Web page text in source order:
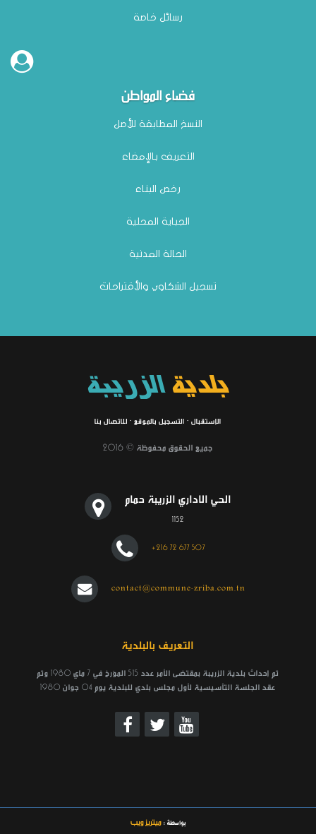
رسائل خاصة
فضاء المواطن
النسخ المطابقة للأصل
التعريف بالإمضاء
رخص البناء
الجباية المحلية
الحالة المدنية
تسجيل الشكاوي والأقتراحات
بلديةالزريبة
للاتصال بنا · التسجيل بالموقع · الإستقبال
جميع الحقوق محفوظة © 2016
الحي الاداري الزريبة حمام
1152
+216 72 677 507
contact@commune-zriba.com.tn
التعريف بالبلدية
تم إحداث بلدية الزريبة بمقتضى الأمر عدد 515 المؤرخ في 7 ماي 1980 وتم
عقد الجلسة التأسيسية لأول مجلس بلدي للبلدية يوم 04 جوان 1980
بواسطة :ميتريز ويب